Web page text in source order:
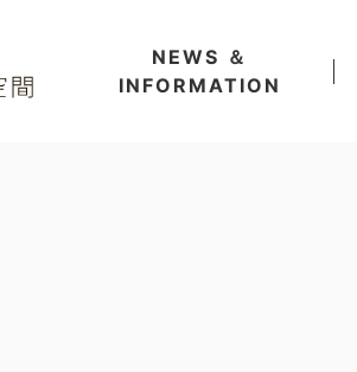
NEWS ＆
INFORMATION